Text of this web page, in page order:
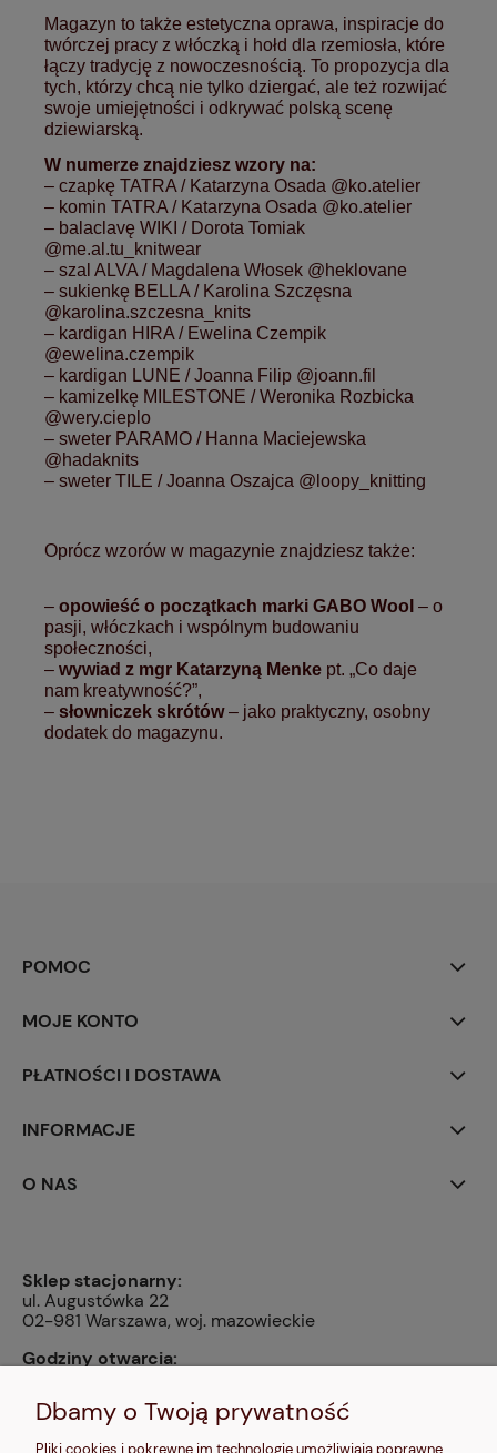
Magazyn to także estetyczna oprawa, inspiracje do
twórczej pracy z włóczką i hołd dla rzemiosła, które
łączy tradycję z nowoczesnością. To propozycja dla
tych, którzy chcą nie tylko dziergać, ale też rozwijać
swoje umiejętności i odkrywać polską scenę
dziewiarską.
W numerze znajdziesz wzory na:
– czapkę TATRA / Katarzyna Osada @ko.atelier
– komin TATRA / Katarzyna Osada @ko.atelier
– balaclavę WIKI / Dorota Tomiak
@me.al.tu_knitwear
– szal ALVA / Magdalena Włosek @heklovane
– sukienkę BELLA / Karolina Szczęsna
@karolina.szczesna_knits
– kardigan HIRA / Ewelina Czempik
@ewelina.czempik
– kardigan LUNE / Joanna Filip @joann.fil
– kamizelkę MILESTONE / Weronika Rozbicka
@wery.cieplo
– sweter PARAMO / Hanna Maciejewska
@hadaknits
– sweter TILE / Joanna Oszajca @loopy_knitting
Oprócz wzorów w magazynie znajdziesz także:
– opowieść o początkach marki GABO Wool – o
pasji, włóczkach i wspólnym budowaniu
społeczności,
– wywiad z mgr Katarzyną Menke pt. „Co daje
nam kreatywność?”,
– słowniczek skrótów– jako praktyczny, osobny
dodatek do magazynu.
POMOC
MOJE KONTO
PŁATNOŚCI I DOSTAWA
INFORMACJE
O NAS
Sklep stacjonarny:
ul. Augustówka 22
02-981 Warszawa, woj. mazowieckie
Godziny otwarcia:
13:00, nd: nieczynne
Dbamy o Twoją prywatność
Pliki cookies i pokrewne im technologie umożliwiają poprawne